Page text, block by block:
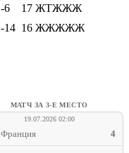
-6 17 ЖТЖЖЖ
-14 16 ЖЖЖЖЖ
МАТЧ ЗА 3-Е МЕСТО
19.07.2026 02:00
Франция 4